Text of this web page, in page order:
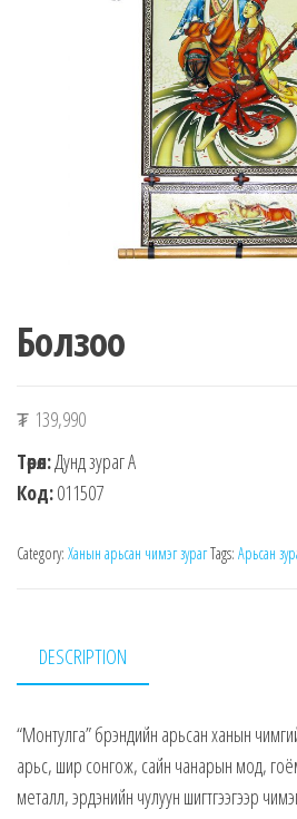
Болзоо
₮ 139,990
Төрөл:Дунд зураг А
Код:011507
Category: Ханын арьсан чимэг зурагTags: Арьсан
DESCRIPTION
“Монтулга” брэндийн арьсан ханын
арьс, шир сонгож, сайн чанарын мод,
металл, эрдэнийн чулуун шигтгээгээр